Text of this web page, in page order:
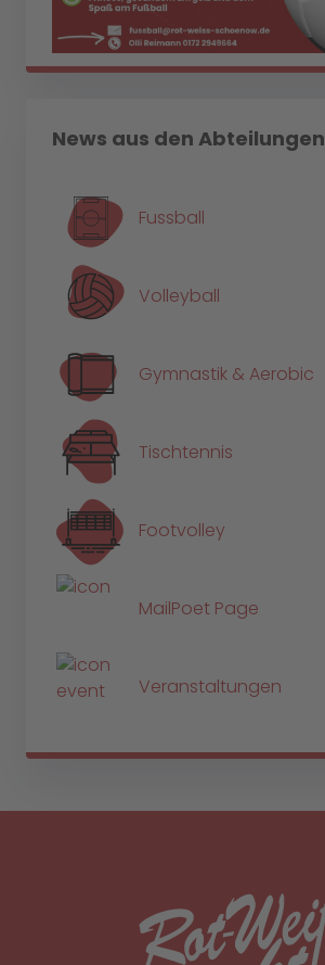
News aus den Abteilungen
Fussball
Volleyball
Gymnastik & Aerobic
Tischtennis
Footvolley
MailPoet Page
Veranstaltungen